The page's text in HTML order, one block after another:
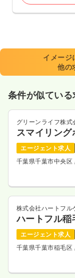
イメージ
他の
条件が似ている
グリーンライフ株式
スマイリン
エージェント求人
千葉県千葉市中央区
株式会社ハートフル
ハートフル稲
エージェント求人
千葉県千葉市稲毛区